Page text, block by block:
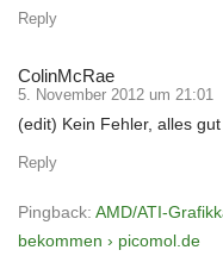
Reply
ColinMcRae
5. November 2012 um 21:01
(edit) Kein Fehler, alles
Reply
Pingback: AMD/ATI-
bekommen › picomol.de